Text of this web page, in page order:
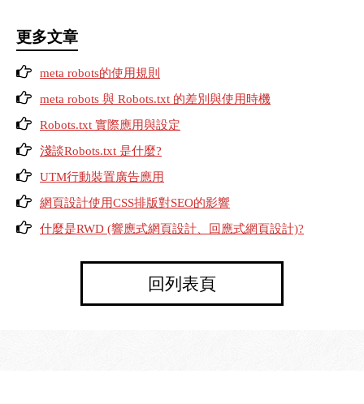
更多文章
meta robots的使用規則
meta robots 與 Robots.txt 的差別與使用時機
Robots.txt 實際應用與設定
淺談Robots.txt 是什麼?
UTM行動裝置廣告應用
網頁設計使用CSS排版對SEO的影響
什麼是RWD (響應式網頁設計、回應式網頁設計)?
回列表頁